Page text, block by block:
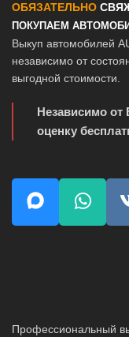
ОБЯЗАТЕЛЬНО
ПОКУПАЕМ
Выкуп автомобилей
независимо от
выгодной стоимости.
Независимо от
оценку
Профессиональный